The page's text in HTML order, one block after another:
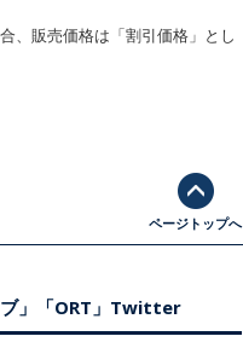
、販売価格は「割引価格」とし
ページトップへ
ブ」「ORT」Twitter